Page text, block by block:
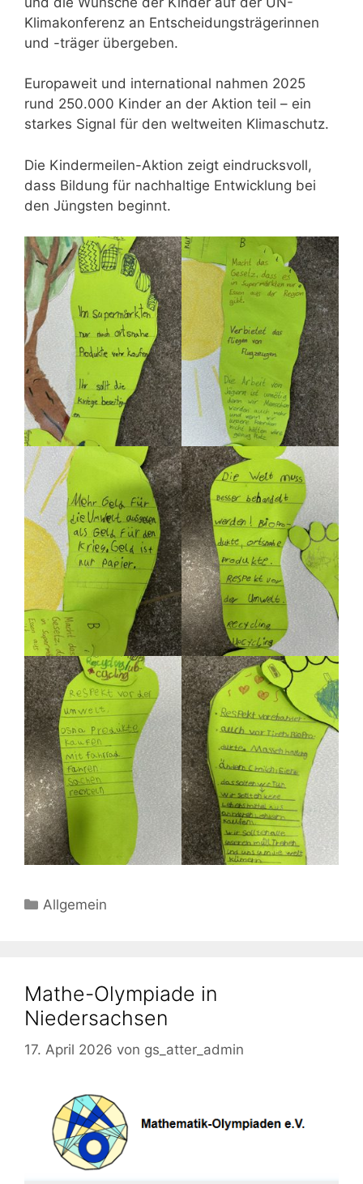
Klimakonferenz an Entscheidungsträgerinnen
und -träger übergeben.
Europaweit und international nahmen 2025
rund 250.000 Kinder an der Aktion teil – ein
starkes Signal für den weltweiten Klimaschutz.
Die Kindermeilen-Aktion zeigt eindrucksvoll,
dass Bildung für nachhaltige Entwicklung bei
den Jüngsten beginnt.
Kategorien
Allgemein
Mathe-Olympiade in
Niedersachsen
17. April 2026 von gs_atter_admin